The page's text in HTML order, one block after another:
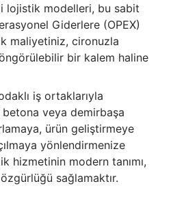
lojistik modelleri, bu sabit
Giderlere (OPEX)
maliyetiniz, cironuzla
bir kalem haline
iş ortaklarıyla
betona veya demirbaşa
ürün geliştirmeye
yönlendirmenize
hizmetinin modern tanımı,
sağlamaktır.